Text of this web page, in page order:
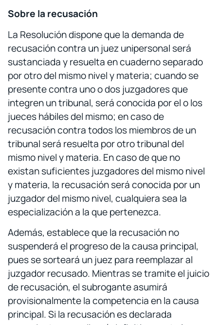
Sobre la recusación
La Resolución dispone que la demanda de
recusación contra un juez unipersonal será
sustanciada y resuelta en cuaderno separado
por otro del mismo nivel y materia; cuando se
presente contra uno o dos juzgadores que
integren un tribunal, será conocida por el o los
jueces hábiles del mismo; en caso de
recusación contra todos los miembros de un
tribunal será resuelta por otro tribunal del
mismo nivel y materia. En caso de que no
existan suficientes juzgadores del mismo nivel
y materia, la recusación será conocida por un
juzgador del mismo nivel, cualquiera sea la
especialización a la que pertenezca.
Además, establece que la recusación no
suspenderá el progreso de la causa principal,
pues se sorteará un juez para reemplazar al
juzgador recusado. Mientras se tramite el juicio
de recusación, el subrogante asumirá
provisionalmente la competencia en la causa
principal. Si la recusación es declarada